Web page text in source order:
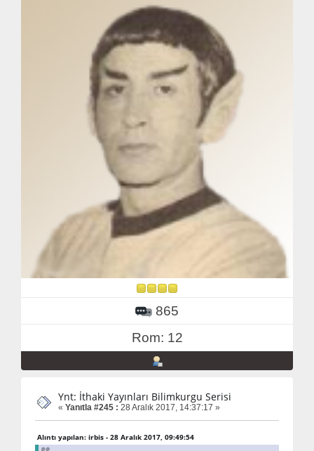
865
Rom: 12
Ynt: İthaki Yayınları Bilimkurgu Serisi
« Yanıtla #245 : 28 Aralık 2017, 14:37:17 »
Alıntı yapılan: irbis - 28 Aralık 2017, 09:49:54